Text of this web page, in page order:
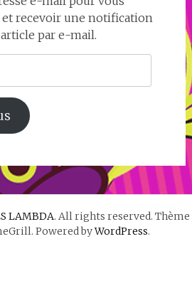
et recevoir une notification
par e-mail.
LAMBDA. All rights reserved. Thème
Powered byWordPress.